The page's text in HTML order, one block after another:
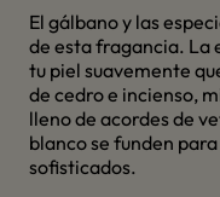
El gálbano y las
de esta fragancia. La
tu piel suavemente
de cedro e incienso,
lleno de acordes de
blanco se funden
sofisticados.